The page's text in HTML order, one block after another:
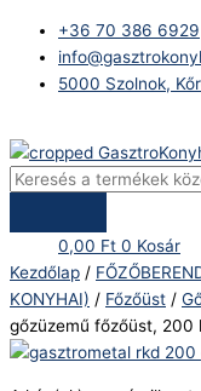
content
+36 70 386 6929
5000 Szolnok,
search
0,00 Ft 0 Kosár
Kezdőlap /
KONYHAI) / Főzőüst /
gőzüzemű főzőüst, 200
RKD-
200
gőzüzemű
200
literes
mennyiség